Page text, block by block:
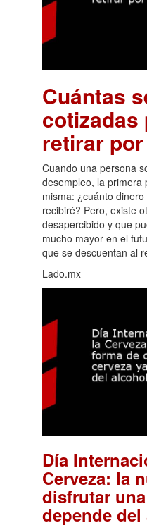
Cuántas
cotizadas
retirar
Cuando una persona
desempleo, la primera
misma: ¿cuánto
recibiré? Pero, existe
desapercibido y que
mucho mayor en el
que se descuentan al
Lado.mx
Día
Cerveza: la
disfrutar
depende